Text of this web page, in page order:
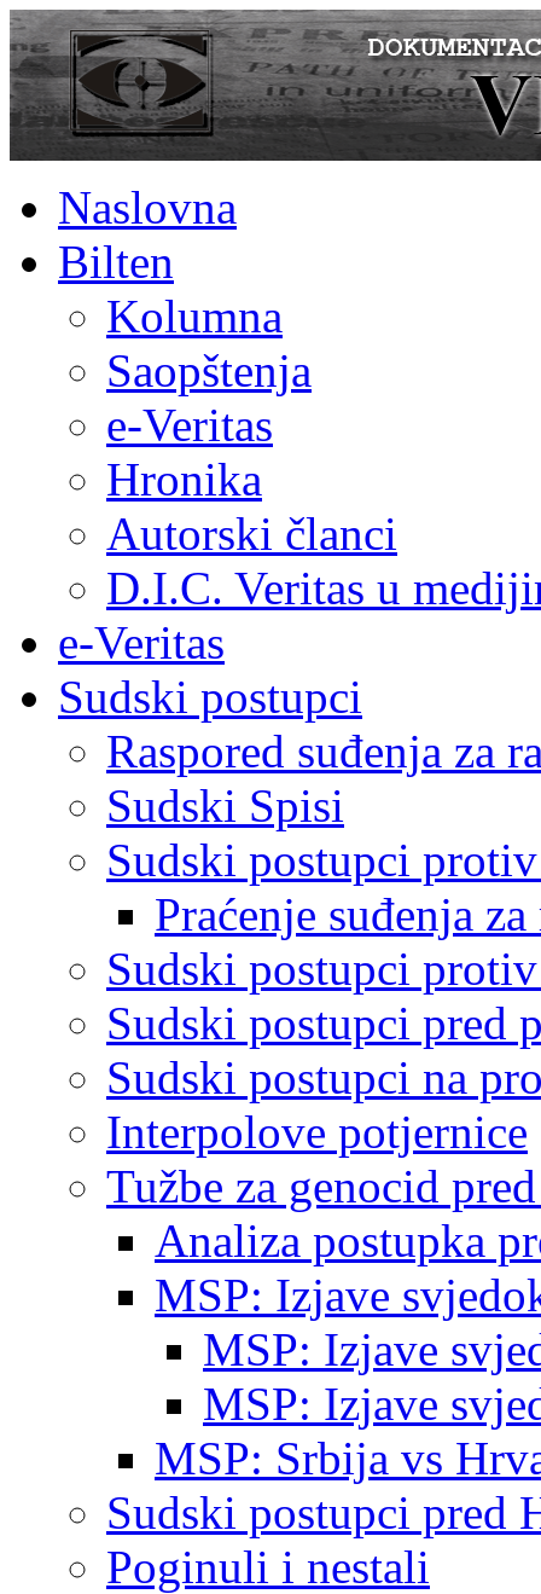
Naslovna
Bilten
Kolumna
Saopštenja
e-Veritas
Hronika
Autorski članci
D.I.C. Veritas u
e-Veritas
Sudski postupci
Raspored suđenja za
Sudski Spisi
Sudski postupci
Praćenje suđenja
Sudski postupci
Sudski postupci pred
Sudski postupci na
Interpolove potjernice
Tužbe za genocid
Analiza postupka
MSP: Izjave
MSP: Izjave
MSP: Izjave
MSP: Srbija vs
Sudski postupci pred
Poginuli i nestali